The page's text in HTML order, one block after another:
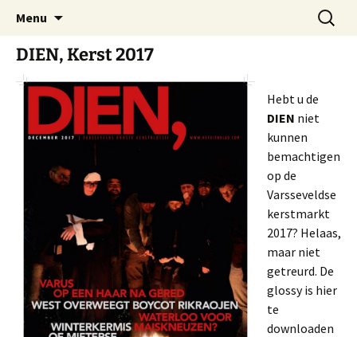
Het Dienblad
Zorgzaam en dienstbaar
Menu
inhoud
Zoeken
naar:
DIEN, Kerst 2017
Hebt u de
DIEN niet
kunnen
bemachtigen
op de
Varsseveldse
kerstmarkt
2017? Helaas,
maar niet
getreurd. De
glossy is hier
te
downloaden